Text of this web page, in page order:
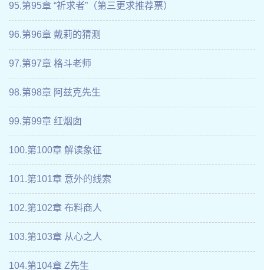
95.第95章 “祈求者”（第三更求推荐票）
96.第96章 戴莉的猜测
97.第97章 格斗老师
98.第98章 阿兹克先生
99.第99章 红烟囱
100.第100章 解读象征
101.第101章 意外的线索
102.第102章 布料商人
103.第103章 从心之人
104.第104章 Z先生